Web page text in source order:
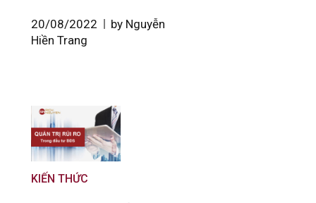
20/08/2022
by Nguyễn
Hiền Trang
KIẾN THỨC